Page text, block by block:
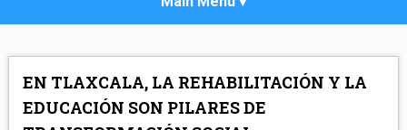
EN TLAXCALA, LA REHABILITACIÓN Y LA
EDUCACIÓN SON PILARES DE